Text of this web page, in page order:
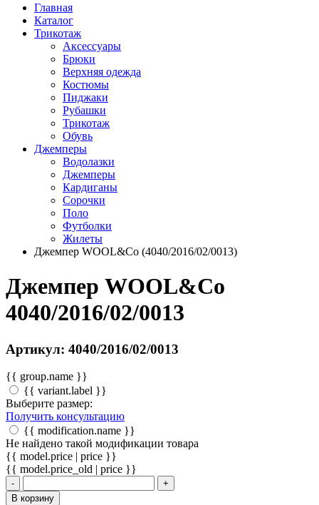
Главная
Каталог
Трикотаж
Аксессуары
Брюки
Верхняя одежда
Костюмы
Пиджаки
Рубашки
Трикотаж
Обувь
Джемперы
Водолазки
Джемперы
Кардиганы
Сорочки
Поло
Футболки
Жилеты
Джемпер WOOL&Co (4040/2016/02/0013)
Джемпер WOOL&Co
4040/2016/02/0013
Артикул: 4040/2016/02/0013
{{ group.name }}
{{ variant.label }}
Выберите размер:
Получить консультацию
{{ modification.name }}
Не найдено такой модификации товара
{{ model.price | price }}
{{ model.price_old | price }}
-
+
В корзину